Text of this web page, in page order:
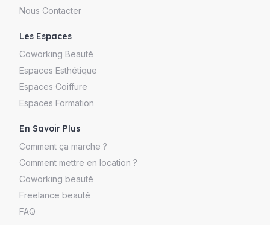
Nous Contacter
Les Espaces
Coworking Beauté
Espaces Esthétique
Espaces Coiffure
Espaces Formation
En Savoir Plus
Comment ça marche ?
Comment mettre en location ?
Coworking beauté
Freelance beauté
FAQ